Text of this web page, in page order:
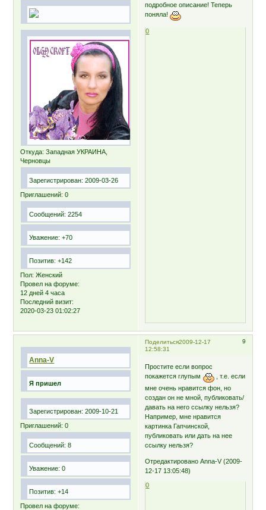
Откуда: Западная УКРАИНА,
Черновцы
Зарегистрирован: 2009-03-26
Приглашений: 0
Сообщений: 2254
Уважение: +70
Позитив: +142
Пол: Женский
Провел на форуме:
12 дней 4 часа
Последний визит:
2020-03-23 01:02:27
подробное описание! Теперь
поняла!
0
Поделиться 9
2009-12-17
12:58:31
Anna-V
Я пришел
Зарегистрирован: 2009-10-21
Приглашений: 0
Сообщений: 8
Уважение: 0
Позитив: +14
Провел на форуме:
Простите если вопрос
покажется глупым
, т.е. если
мне очень нравится фон, но
создан он не мной, публиковать/
давать на него ссылку нельзя?
Например, мне нравится
картинка Гапчинской,
публиковать или дать на нее
ссылку нельзя?
Отредактировано Anna-V (2009-
12-17 13:05:48)
0